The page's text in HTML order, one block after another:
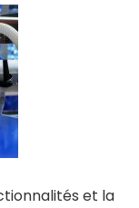
et la